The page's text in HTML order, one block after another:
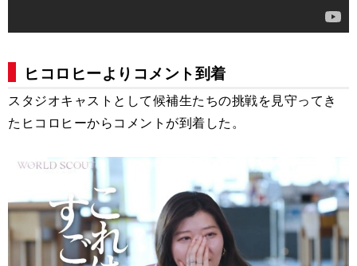
ヒコロヒーよりコメント到着
スタジオキャストとして候補生たちの挑戦を見守ってき
たヒコロヒーからコメントが到着した。